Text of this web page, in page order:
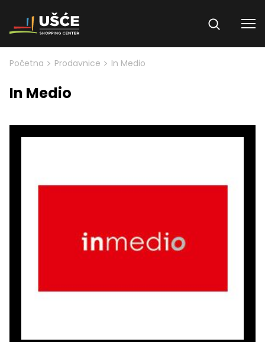
Skip to content
Početna > Prodavnice > In Medio
In Medio